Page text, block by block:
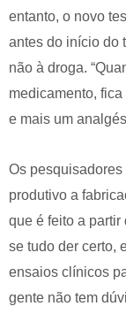
entanto, o novo
antes do início do
não à droga.
medicamento,
e mais um
Os
produtivo a
que é feito a partir
se tudo der certo,
ensaios clínicos
gente não tem